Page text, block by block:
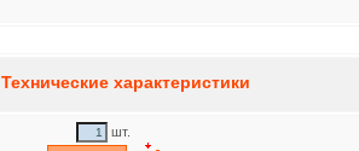
Технические характеристики
шт.